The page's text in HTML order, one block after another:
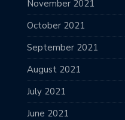
November 2021
October 2021
September 2021
August 2021
July 2021
June 2021